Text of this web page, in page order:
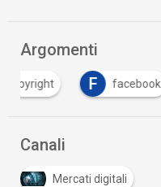
Argomenti
Copyright F facebook
Canali
Mercati digitali